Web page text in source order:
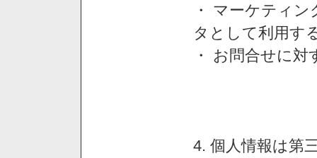
・ マーケティ
タとして利用す
・ お問合せに
4. 個人情報は第